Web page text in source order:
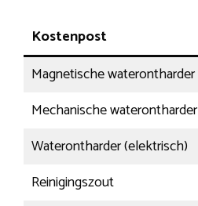
Kostenpost
Magnetische waterontharder
Mechanische waterontharder
Waterontharder (elektrisch)
Reinigingszout